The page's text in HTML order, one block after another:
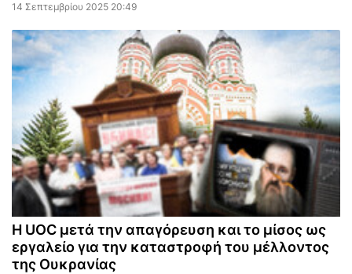
14 Σεπτεμβρίου 2025 20:49
Η UOC μετά την απαγόρευση και το μίσος ως
εργαλείο για την καταστροφή του μέλλοντος
της Ουκρανίας